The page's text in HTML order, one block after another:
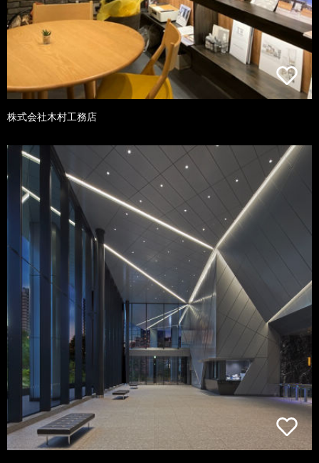
株式会社木村工務店